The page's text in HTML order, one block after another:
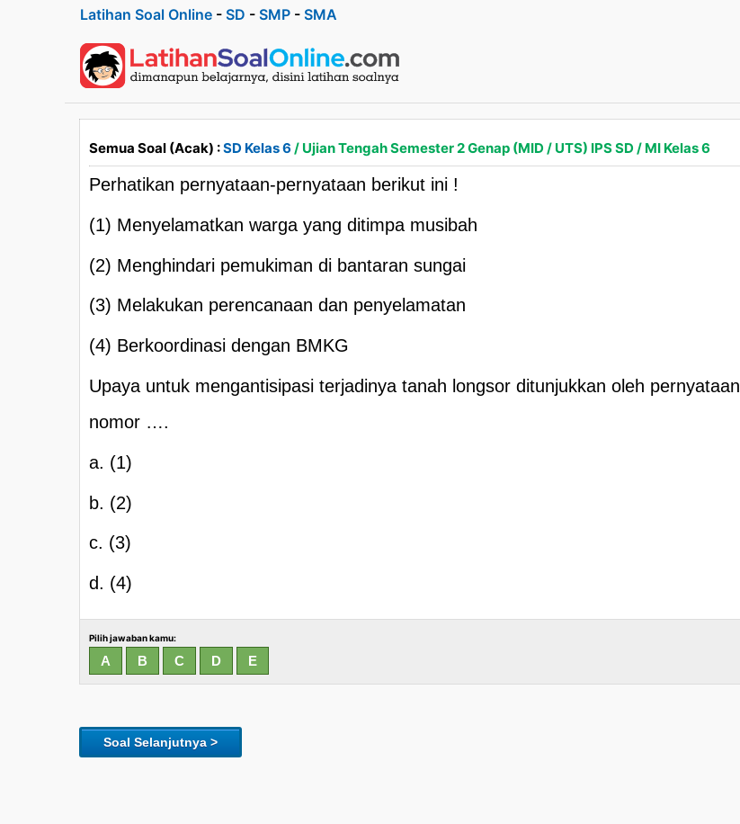
Latihan Soal Online - SD - SMP - SMA
Semua Soal (Acak) :SD Kelas 6 / Ujian Tengah Semester 2 Genap (MID / UTS) IPS SD / MI Kelas 6
Perhatikan pernyataan-pernyataan berikut ini !
(1) Menyelamatkan warga yang ditimpa musibah
(2) Menghindari pemukiman di bantaran sungai
(3) Melakukan perencanaan dan penyelamatan
(4) Berkoordinasi dengan BMKG
Upaya untuk mengantisipasi terjadinya tanah longsor ditunjukkan oleh pernyataan
nomor ….
a. (1)
b. (2)
c. (3)
d. (4)
Pilih jawaban kamu:
Soal Selanjutnya >